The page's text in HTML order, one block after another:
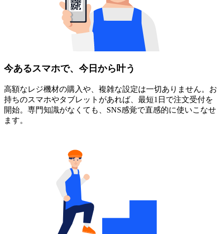
今あるスマホで、今日から叶う
高額なレジ機材の購入や、複雑な設定は一切ありません。お
持ちのスマホやタブレットがあれば、最短1日で注文受付を
開始。専門知識がなくても、SNS感覚で直感的に使いこなせ
ます。